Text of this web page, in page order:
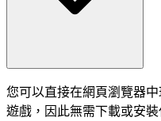
您可以直接在網頁瀏覽器中
遊戲，因此無需下載或安